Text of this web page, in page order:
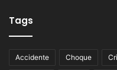
Tags
Accidente Choque